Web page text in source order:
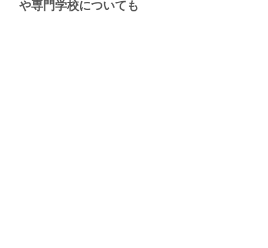
や専門学校についても